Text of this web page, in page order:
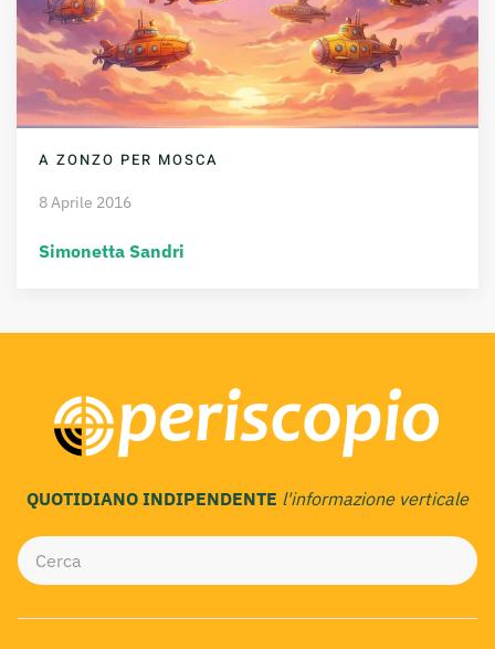
A ZONZO PER MOSCA
8 Aprile 2016
Simonetta Sandri
QUOTIDIANO INDIPENDENTE l'informazione verticale